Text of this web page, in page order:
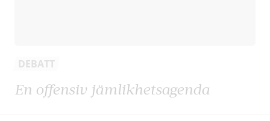
DEBATT
En offensiv jämlikhetsagenda